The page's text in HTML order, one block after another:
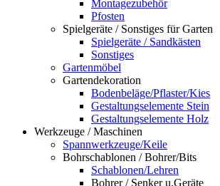
Montagezubehör
Pfosten
Spielgeräte / Sonstiges für Garten
Spielgeräte / Sandkästen
Sonstiges
Gartenmöbel
Gartendekoration
Bodenbeläge/Pflaster/Kies
Gestaltungselemente Stein
Gestaltungselemente Holz
Werkzeuge / Maschinen
Spannwerkzeuge/Keile
Bohrschablonen / Bohrer/Bits
Schablonen/Lehren
Bohrer / Senker u.Geräte